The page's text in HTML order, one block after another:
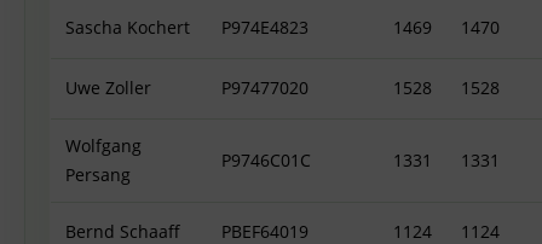
Sascha Kochert P974E4823 1469 1470
Uwe Zoller P97477020 1528 1528
Wolfgang
Persang
P9746C01C 1331 1331
Bernd Schaaff PBEF64019 1124 1124